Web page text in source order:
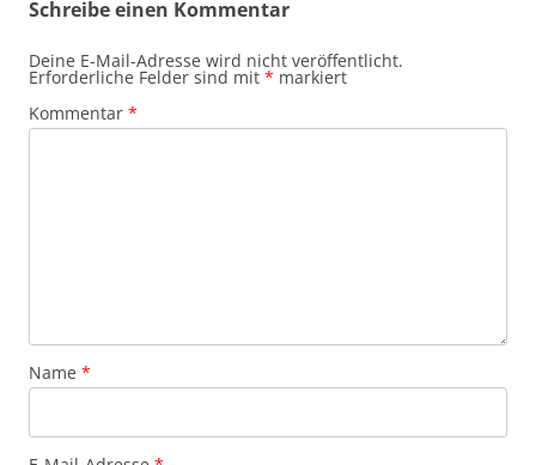
Schreibe einen Kommentar
Deine E-Mail-Adresse wird nicht veröffentlicht.
Erforderliche Felder sind mit * markiert
Kommentar *
Name *